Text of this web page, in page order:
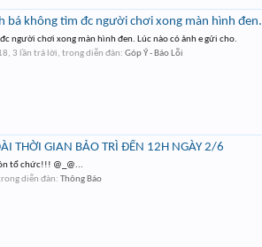
bá không tìm đc người chơi xong màn hình đen.
người chơi xong màn hình đen. Lúc nào có ảnh e gửi cho.
, 3 lần trả lời, trong diễn đàn: Góp Ý - Báo Lỗi
THỜI GIAN BẢO TRÌ ĐẾN 12H NGÀY 2/6
tổ chức!!! @_@...
diễn đàn: Thông Báo